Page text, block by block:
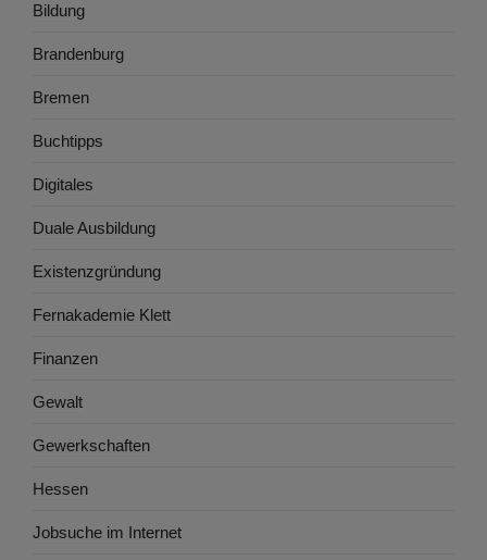
Bildung
Brandenburg
Bremen
Buchtipps
Digitales
Duale Ausbildung
Existenzgründung
Fernakademie Klett
Finanzen
Gewalt
Gewerkschaften
Hessen
Jobsuche im Internet